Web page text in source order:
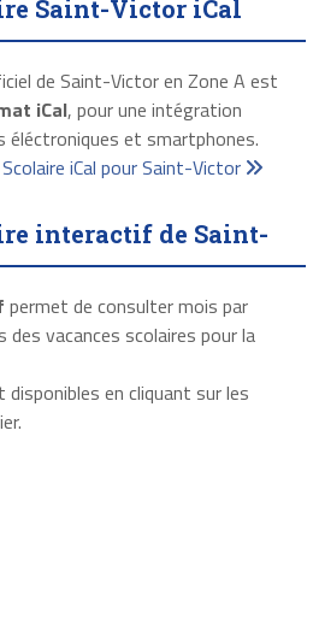
Saint-Victor iCal
de Saint-Victor en Zone A est
iCal, pour une intégration
éléctroniques et smartphones.
iCal pour Saint-Victor
interactif de Saint-
permet de consulter mois par
vacances scolaires pour la
en cliquant sur les